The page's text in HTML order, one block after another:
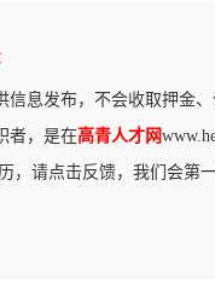
信息发布，不会收取押金
者，是在高青人才网
，请点击反馈，我们会第